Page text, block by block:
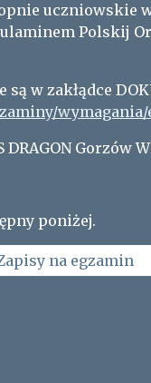
uczniowskie
Polskij
w zakłądce
Gorzów
poniżej.
na egzamin